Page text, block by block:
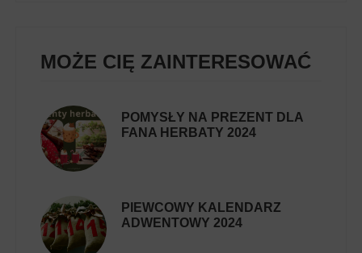
MOŻE CIĘ ZAINTERESOWAĆ
POMYSŁY NA PREZENT DLA
FANA HERBATY 2024
PIEWCOWY KALENDARZ
ADWENTOWY 2024